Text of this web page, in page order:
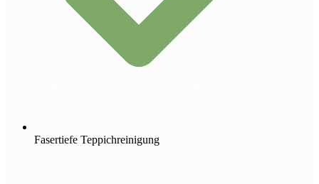
Fasertiefe Teppichreinigung